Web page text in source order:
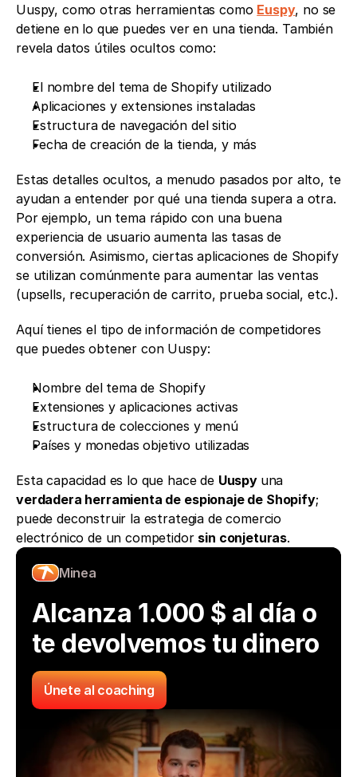
Uuspy, como otras herramientas como Euspy, no se
detiene en lo que puedes ver en una tienda. También
revela datos útiles ocultos como:
El nombre del tema de Shopify utilizado
Aplicaciones y extensiones instaladas
Estructura de navegación del sitio
Fecha de creación de la tienda, y más
Estas detalles ocultos, a menudo pasados por alto, te
ayudan a entender por qué una tienda supera a otra.
Por ejemplo, un tema rápido con una buena
experiencia de usuario aumenta las tasas de
conversión. Asimismo, ciertas aplicaciones de Shopify
se utilizan comúnmente para aumentar las ventas
(upsells, recuperación de carrito, prueba social, etc.).
Aquí tienes el tipo de información de competidores
que puedes obtener con Uuspy:
Nombre del tema de Shopify
Extensiones y aplicaciones activas
Estructura de colecciones y menú
Países y monedas objetivo utilizadas
Esta capacidad es lo que hace de Uuspy
verdadera herramienta de espionaje de Shopify;
puede deconstruir la estrategia de comercio
electrónico de un competidor sin conjeturas.
Minea
Alcanza 1.000 $ al día o
te devolvemos tu dinero
Únete al coaching